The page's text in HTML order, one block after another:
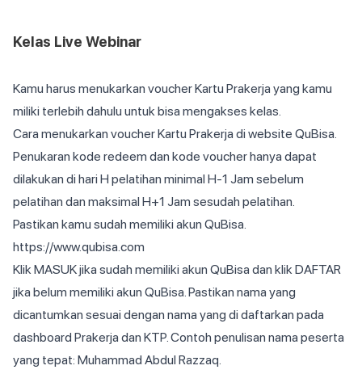
Kelas Live Webinar
Kamu harus menukarkan voucher Kartu Prakerja yang kamu
miliki terlebih dahulu untuk bisa mengakses kelas.
Cara menukarkan voucher Kartu Prakerja di website QuBisa.
Penukaran kode redeem dan kode voucher hanya dapat
dilakukan di hari H pelatihan minimal H-1 Jam sebelum
pelatihan dan maksimal H+1 Jam sesudah pelatihan.
Pastikan kamu sudah memiliki akun QuBisa.
https://www.qubisa.com
Klik MASUK jika sudah memiliki akun QuBisa dan klik DAFTAR
jika belum memiliki akun QuBisa. Pastikan nama yang
dicantumkan sesuai dengan nama yang di daftarkan pada
dashboard Prakerja dan KTP. Contoh penulisan nama peserta
yang tepat: Muhammad Abdul Razzaq.